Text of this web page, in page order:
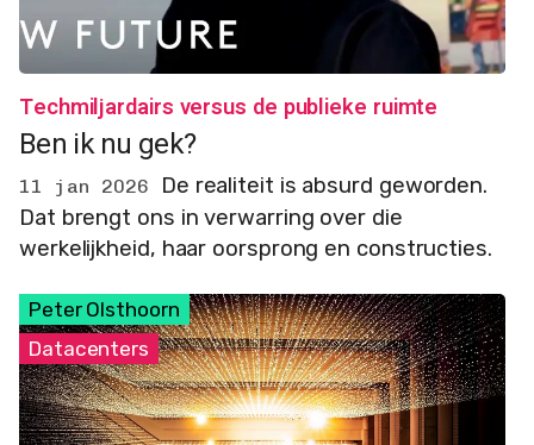
Techmiljardairs versus de publieke ruimte
Ben ik nu gek?
11 jan 2026
De realiteit is absurd geworden.
Dat brengt ons in verwarring over die
werkelijkheid, haar oorsprong en constructies.
Peter Olsthoorn
Datacenters